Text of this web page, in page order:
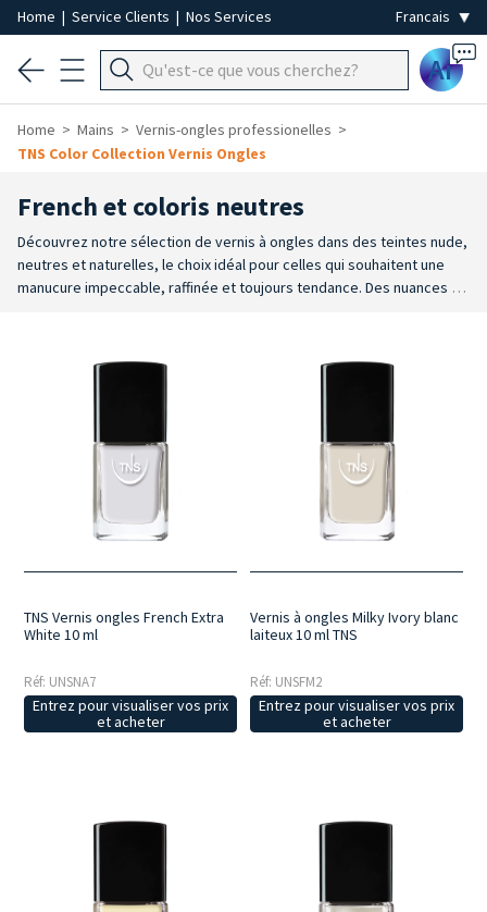
Home | Service Clients | Nos Services
Ai
Home Mains
Vernis-ongles professionelles
TNS Color Collection Vernis Ongles
French et coloris neutres
Découvrez notre sélection de vernis à ongles dans des teintes nude,
neutres et naturelles, le choix idéal pour celles qui souhaitent une
manucure impeccable, raffinée et toujours tendance. Des nuances de
s’adaptent à tous les teints pour un résultat net, soigné et
professionnel. Les nuances neutres sont très appréciées dans les
soins esthétiques car elles donnent aux mains un aspect sain, soigné
et lumineux, idéal aussi bien pour la manucure que pour la
Des couleurs polyvalentes, allant du nude rosé au beige
chaud et froid ; des textures uniformes pour une application sans
TNS Vernis ongles French Extra
White 10 ml
Réf: UNSNA7
Entrez pour visualiser vos prix
et acheter
Vernis à ongles Milky Ivory blanc
laiteux 10 ml TNS
Réf: UNSFM2
Entrez pour visualiser vos prix
et acheter